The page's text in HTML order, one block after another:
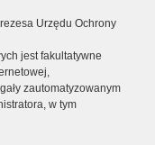
Urzędu Ochrony
jest fakultatywne
zautomatyzowanym
w tym